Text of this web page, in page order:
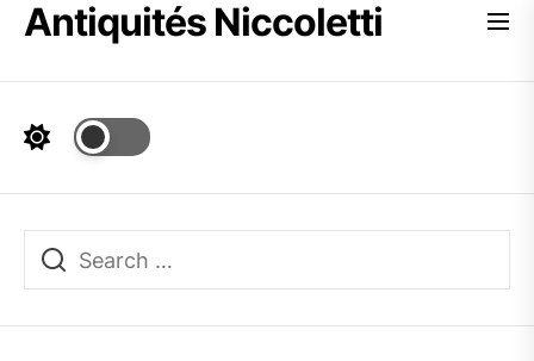
SkipAntiquités Niccoletti